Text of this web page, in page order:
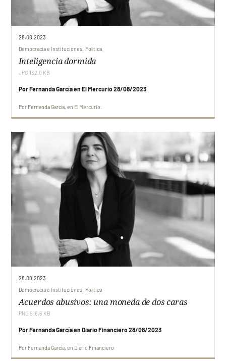
28.08.2023
Democracia e Instituciones, Política
Inteligencia dormida
JPG 132,0 KB
Por Fernanda García en El Mercurio 28/08/2023
Por Fernanda García en El Mercurio
28.08.2023
Democracia e Instituciones, Política
Acuerdos abusivos: una moneda de dos caras
PNG 916,6 KB
Por Fernanda García en Diario Financiero 28/08/2023
Por Fernanda García en Diario Financiero